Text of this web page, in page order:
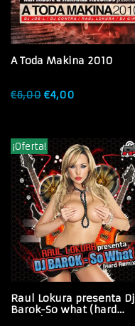
A Toda Makina 2010
€6,00 €4,00
¡Oferta!
Raul Lokura presenta Dj
Barok-So what (hard